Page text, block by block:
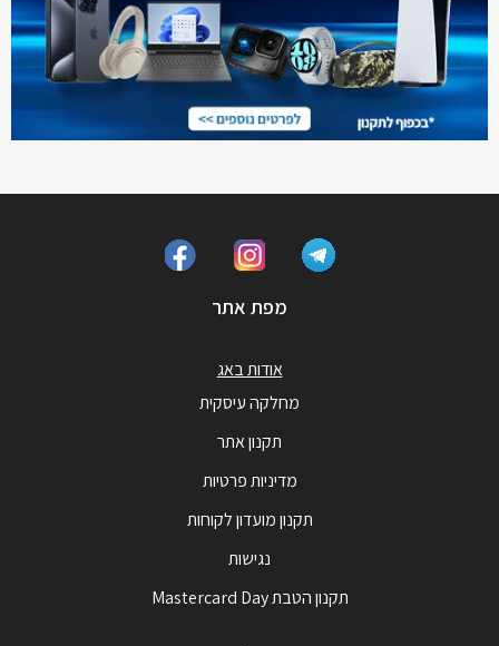
מפת אתר
אודות באג
מחלקה עיסקית
תקנון אתר
מדיניות פרטיות
תקנון מועדון לקוחות
נגישות
תקנון הטבת Mastercard Day